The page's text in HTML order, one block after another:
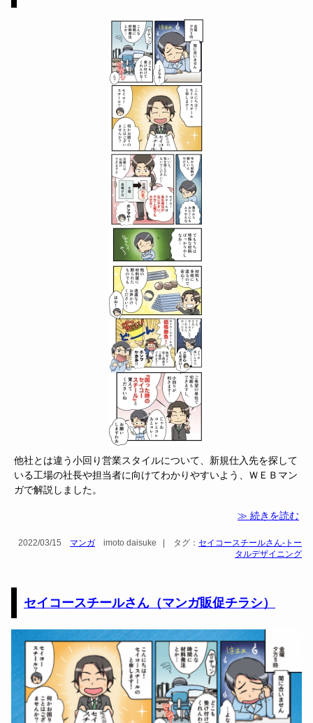
他社とは違う小回り営業スタイルについて、新規仕入先を探して
いる工場の社長や担当者に向けてわかりやすいよう、ＷＥＢマン
ガで解説しました。
≫ 続きを読む
2022/03/15 マンガ imoto daisuke タグ： セイコースチールさん-トー
タルデザイニング
セイコースチールさん（マンガ販促チラシ）